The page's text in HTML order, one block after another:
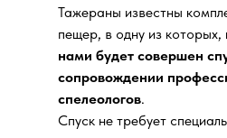
Тажераны известны
пещер, в одну из которых,
нами будет совершен
сопровождении
спелеологов.
Спуск не требует